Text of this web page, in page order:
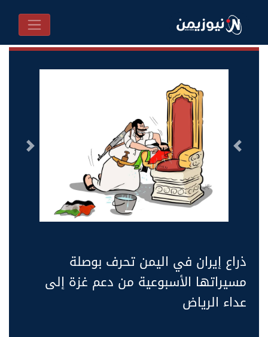
السابق التالى
ذراع إيران في اليمن تحرف بوصلة
مسيراتها الأسبوعية من دعم غزة إلى
عداء الرياض